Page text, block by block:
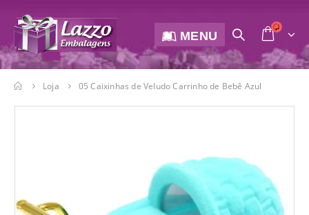
MENU
Loja 05 Caixinhas de Veludo Carrinho de Bebê Azul